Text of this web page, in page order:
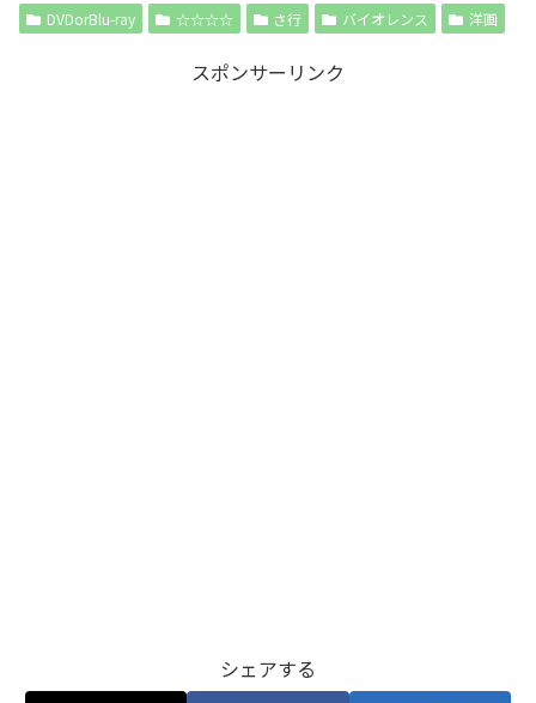
DVDorBlu-ray ☆☆☆☆ さ行 バイオレンス 洋画
スポンサーリンク
シェアする